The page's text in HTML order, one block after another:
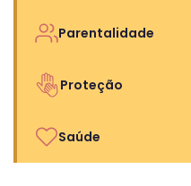
Parentalidade
Proteção
Saúde